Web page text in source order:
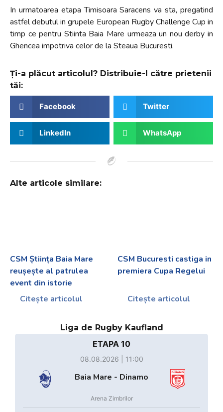
In urmatoarea etapa Timisoara Saracens va sta, pregatind
astfel debutul in grupele European Rugby Challenge Cup in
timp ce pentru Stiinta Baia Mare urmeaza un nou derby in
Ghencea impotriva celor de la Steaua Bucuresti.
Ți-a plăcut articolul? Distribuie-l către prietenii
tăi:
Facebook Twitter
LinkedIn WhatsApp
Alte articole similare:
CSM Știința Baia Mare
reușește al patrulea
event din istorie
Citește articolul
CSM Bucuresti castiga in
premiera Cupa Regelui
Citește articolul
Liga de Rugby Kaufland
ETAPA 10
08.08.2026 | 11:00
Baia Mare - Dinamo
Arena Zimbrilor